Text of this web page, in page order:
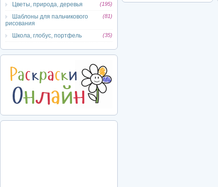
Цветы, природа, деревья (195)
Шаблоны для пальчикового
рисования
(81)
Школа, глобус, портфель (35)